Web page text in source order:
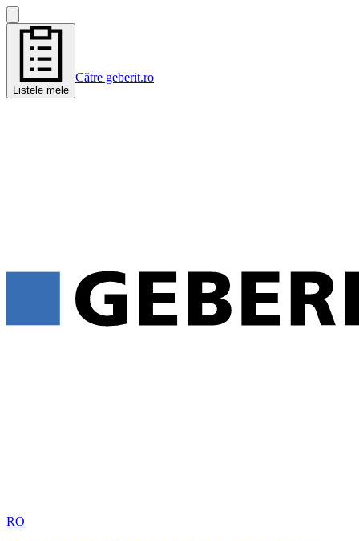
Listele mele
Către geberit.ro
RO